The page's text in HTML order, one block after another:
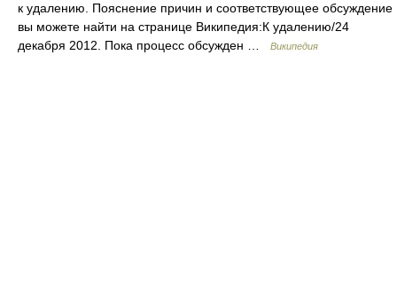
к удалению. Пояснение причин и соответствующее обсуждение
вы можете найти на странице Википедия:К удалению/24
декабря 2012. Пока процесс обсужден …
Википедия